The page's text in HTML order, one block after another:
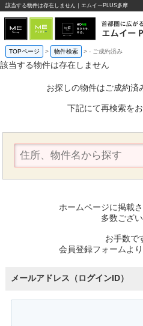
該当する物件は存在しません｜エムイーPLUS多摩
TOPページ > 物件検索 >- ご成約済み
該当する物件は存在しません
お探しの物件はご成約済
下記にて再検索を
ホームページに掲載
多数ござい
お手数で
会員登録フォームよ
メールアドレス（ログインID）